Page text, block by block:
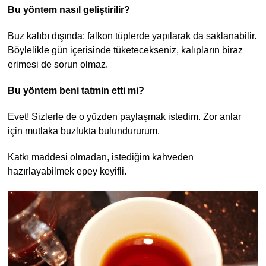
Bu yöntem nasıl geliştirilir?
Buz kalıbı dışında; falkon tüplerde yapılarak da saklanabilir.
Böylelikle gün içerisinde tüketecekseniz, kalıpların biraz
erimesi de sorun olmaz.
Bu yöntem beni tatmin etti mi?
Evet! Sizlerle de o yüzden paylaşmak istedim. Zor anlar
için mutlaka buzlukta bulundururum.
Katkı maddesi olmadan, istediğim kahveden
hazırlayabilmek epey keyifli.